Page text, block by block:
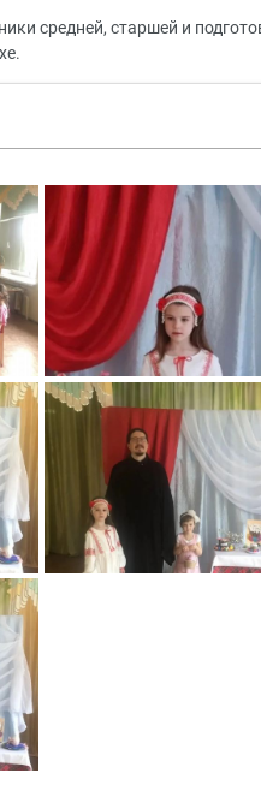
средней, старшей и